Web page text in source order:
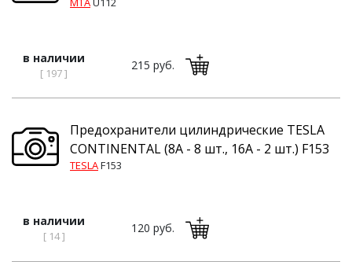
в наличии
[ 197 ]
215 руб.
Предохранители цилиндрические TESLA
CONTINENTAL (8А - 8 шт., 16А - 2 шт.) F153
TESLAF153
в наличии
[ 14 ]
120 руб.